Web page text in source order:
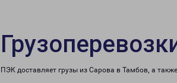
ПЭК доставляет грузы из Сарова в Тамбов, а